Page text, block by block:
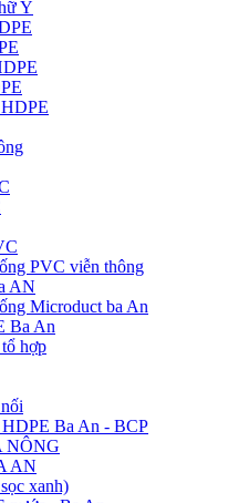
Y
PVC viễn thông
AN
Microduct ba An
Ba An
hợp
Ba An - BCP
NÔNG
AN
xanh)